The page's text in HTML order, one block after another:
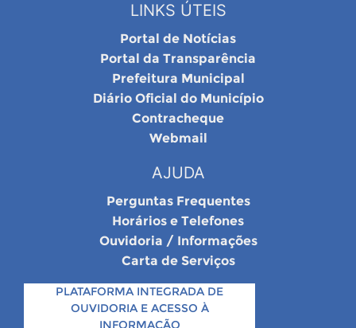
LINKS ÚTEIS
Portal de Notícias
Portal da Transparência
Prefeitura Municipal
Diário Oficial do Município
Contracheque
Webmail
AJUDA
Perguntas Frequentes
Horários e Telefones
Ouvidoria / Informações
Carta de Serviços
PLATAFORMA INTEGRADA DE
OUVIDORIA E ACESSO À
INFORMAÇÃO